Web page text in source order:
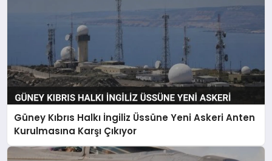
Güney Kıbrıs Halkı İngiliz Üssüne Yeni Askeri Anten
Kurulmasına Karşı Çıkıyor